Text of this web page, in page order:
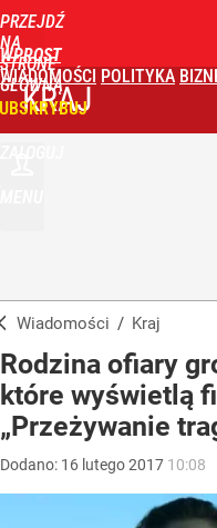
PRZEJDŹ
NA
STRONĘ
GŁÓWNĄ
WPROST
WIADOMOŚCI POLITYKA
KRAJ
Wiadomości / Kraj
Rodzina ofiary
które wyświetlą
„Przeżywanie
Dodano: 16 lutego2017 10:08